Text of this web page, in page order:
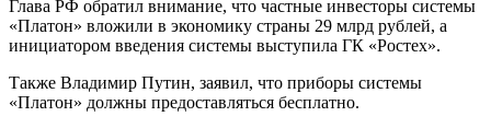
Глава РФ обратил внимание, что частные инвесторы системы
«Платон» вложили в экономику страны 29 млрд рублей, а
инициатором введения системы выступила ГК «Ростех».
Также Владимир Путин, заявил, что приборы системы
«Платон» должны предоставляться бесплатно.